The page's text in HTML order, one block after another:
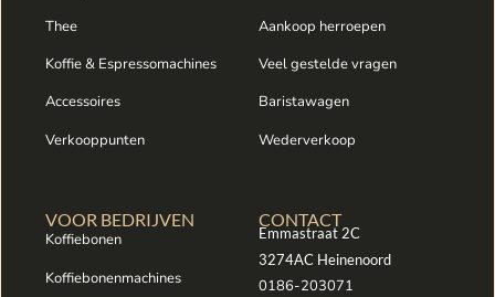
Thee
Koffie & Espressomachines
Accessoires
Verkooppunten
Aankoop herroepen
Veel gestelde vragen
Baristawagen
Wederverkoop
VOOR BEDRIJVEN
Koffiebonen
Koffiebonenmachines
CONTACT
Emmastraat 2C
3274AC Heinenoord
0186-203071